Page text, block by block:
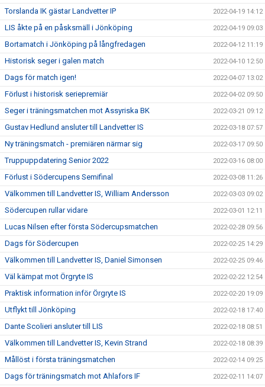
Torslanda IK gästar Landvetter IP 2022-04-19 14:12
LIS åkte på en påsksmäll i Jönköping 2022-04-19 09:03
Bortamatch i Jönköping på långfredagen 2022-04-12 11:19
Historisk seger i galen match 2022-04-10 12:50
Dags för match igen! 2022-04-07 13:02
Förlust i historisk seriepremiär 2022-04-02 09:50
Seger i träningsmatchen mot Assyriska BK 2022-03-21 09:12
Gustav Hedlund ansluter till Landvetter IS 2022-03-18 07:57
Ny träningsmatch - premiären närmar sig 2022-03-17 09:50
Truppuppdatering Senior 2022 2022-03-16 08:00
Förlust i Södercupens Semifinal 2022-03-08 11:26
Välkommen till Landvetter IS, William Andersson 2022-03-03 09:02
Södercupen rullar vidare 2022-03-01 12:11
Lucas Nilsen efter första Södercupsmatchen 2022-02-28 09:56
Dags för Södercupen 2022-02-25 14:29
Välkommen till Landvetter IS, Daniel Simonsen 2022-02-25 09:46
Väl kämpat mot Örgryte IS 2022-02-22 12:54
Praktisk information inför Örgryte IS 2022-02-20 19:09
Utflykt till Jönköping 2022-02-18 17:40
Dante Scolieri ansluter till LIS 2022-02-18 08:51
Välkommen till Landvetter IS, Kevin Strand 2022-02-18 08:39
Mållöst i första träningsmatchen 2022-02-14 09:25
Dags för träningsmatch mot Ahlafors IF 2022-02-11 14:07